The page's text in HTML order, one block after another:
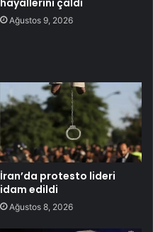
hayallerini çaldı
Ağustos 9, 2026
İran’da protesto lideri
idam edildi
Ağustos 8, 2026